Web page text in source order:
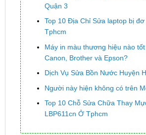
Quận 3
Top 10 Địa Chỉ Sửa laptop bị
Tphcm
Máy in màu thương hiệu nào
Canon, Brother và Epson?
Dịch Vụ Sửa Bồn Nước Huyện
Người này hiện không có trên
Top 10 Chỗ Sửa Chữa Thay
LBP611cn Ở Tphcm